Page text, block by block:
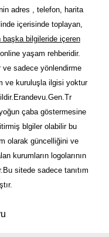
adres , telefon, harita
içerisinde toplayan,
bilgileride içeren
yaşam rehberidir.
ve sadece yönlendirme
ve kuruluşla ilgisi yoktur
çaba göstermesine
blgiler olabilir bu
olarak güncelliğini ve
kurumların logolarının
sitede sadece tanıtım